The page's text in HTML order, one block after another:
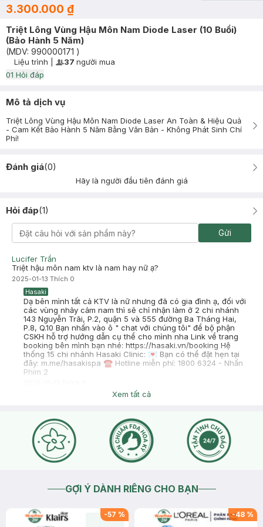
3.300.000 ₫
Triệt Lông Vùng Hậu Môn Nam Diode Laser (10 Buổi)
(Bảo Hành 5 Năm)
(MDV: 990000171 )
Timer Gray Icon
Liệu trình User Product Icon
37 người mua
01 Hỏi đáp
Mô tả dịch vụ
Triệt Lông Vùng Hậu Môn Nam Diode Laser An Toàn & Hiệu Quả
- Cam Kết Bảo Hành 5 Năm Bằng Văn Bản - Không Phát Sinh Chí
Phí!
Đánh giá(0)
Hãy là người đầu tiên đánh giá
Hỏi đáp(1)
Gửi
Lucifer Trần
Triệt hậu môn nam ktv là nam hay nữ ạ?
2025-01-13 Thích 0
Hasaki
Dạ bên mình tất cả KTV là nữ nhưng đã có gia đình ạ, đối với
các vùng nhảy cảm nam thì sẽ chỉ nhận làm ở 2 chi nhánh
143 Nguyễn Trãi, P.2, quận 5 và 555 đường Ba Tháng Hai,
P.8, Q.10 Bạn nhấn vào ô " chat với chúng tôi" để bộ phận
CSKH hỗ trợ hướng dẫn cụ thể cho mình nha Link về trang
booking bên mình bạn nhé: https://hasaki.vn/booking Hệ
thống 15 chi nhánh Hasaki Clinic: 💌 Bạn có thể đặt hẹn tại
đây: m.me/hasakispa ☎ Hotline miễn phí: 1800 6324 - Nhấn
Phím 2
Xem tất cả
GỢI Ý DÀNH RIÊNG CHO BẠN
-57 % -48 %